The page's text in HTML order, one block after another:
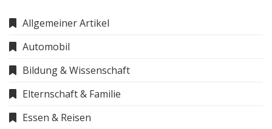
Allgemeiner Artikel
Automobil
Bildung & Wissenschaft
Elternschaft & Familie
Essen & Reisen